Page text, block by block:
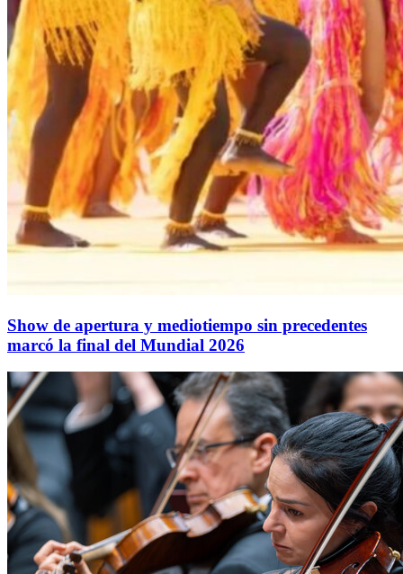
Show de apertura y mediotiempo sin precedentes
marcó la final del Mundial 2026